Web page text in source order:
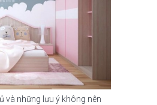
và những lưu ý không nên